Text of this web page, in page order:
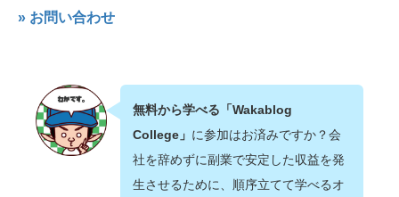
» お問い合わせ
無料から学べる「Wakablog
College」 に参加はお済みですか？会
社を辞めずに副業で安定した収益を発
生させるために、順序立てて学べるオ